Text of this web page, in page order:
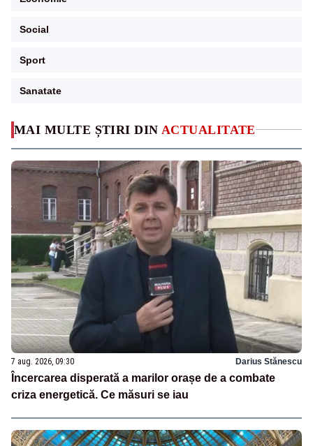
MAI MULTE ȘTIRI DIN ACTUALITATE
7 aug. 2026, 09:30 Darius Stănescu
Încercarea disperată a marilor orașe de a combate
criza energetică. Ce măsuri se iau
Social
Sport
Sanatate